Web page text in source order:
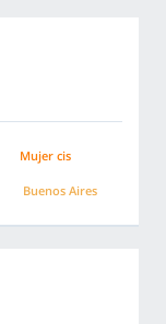
Mujer cis
Buenos Aires